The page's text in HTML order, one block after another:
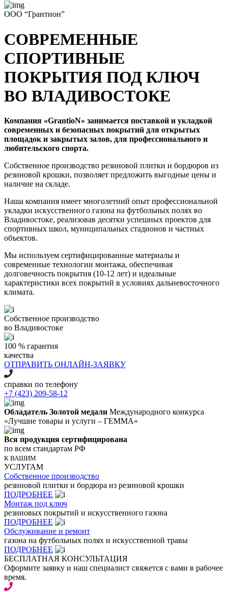
ООО “Грантион”
СОВРЕМЕННЫЕ
СПОРТИВНЫЕ
ПОКРЫТИЯ ПОД КЛЮЧ
ВО ВЛАДИВОСТОКЕ
Компания «GrantioN» занимается поставкой и укладкой
современных и безопасных покрытий для открытых
площадок и закрытых залов, для профессионального и
любительского спорта.
Собственное производство резиновой плитки и бордюров из
резиновой крошки, позволяет предложить выгодные цены и
наличие на складе.
Наша компания имеет многолетний опыт профессиональной
укладки искусственного газона на футбольных полях во
Владивостоке, реализовав десятки успешных проектов для
спортивных школ, муниципальных стадионов и частных
объектов.
Мы используем сертифицированные материалы и
современные технологии монтажа, обеспечивая
долговечность покрытия (10-12 лет) и идеальные
характеристики всех покрытий в условиях дальневосточного
климата.
Собственное производство
во Владивостоке
100 % гарантия
качества
ОТПРАВИТЬ ОНЛАЙН-ЗАЯВКУ
справки по телефону
+7 (423) 209-58-12
Обладатель Золотой медали Международного конкурса
«Лучшие товары и услуги – ГЕММА»
Вся продукция сертифицирована
по всем стандартам РФ
К ВАШИМ
УСЛУГАМ
Собственное производство
резиновой плитки и бордюра из резиновой крошки
ПОДРОБНЕЕ
Монтаж под ключ
резиновых покрытий и искусственного газона
ПОДРОБНЕЕ
Обслуживание и ремонт
газона на футбольных полях и искусственной травы
ПОДРОБНЕЕ
БЕСПЛАТНАЯ КОНСУЛЬТАЦИЯ
Оформите заявку и наш специалист свяжется с вами в рабочее
время.